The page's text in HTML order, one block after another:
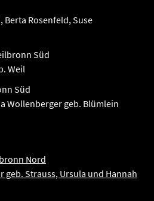
Berta Rosenfeld, Suse
Süd
Weil
Süd
Wollenberger geb. Blümlein
Nord
geb. Strauss, Ursula und Hannah